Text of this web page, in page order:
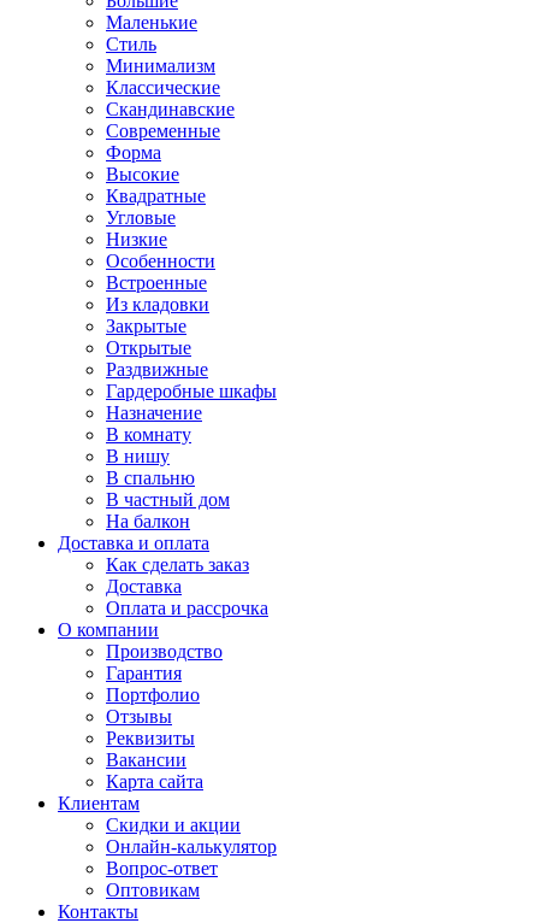
Маленькие
Стиль
Минимализм
Классические
Скандинавские
Современные
Форма
Высокие
Квадратные
Угловые
Низкие
Особенности
Встроенные
Из кладовки
Закрытые
Открытые
Раздвижные
Гардеробные шкафы
Назначение
В комнату
В нишу
В спальню
В частный дом
На балкон
Доставка и оплата
Как сделать заказ
Доставка
Оплата и рассрочка
О компании
Производство
Гарантия
Портфолио
Отзывы
Реквизиты
Вакансии
Карта сайта
Клиентам
Скидки и акции
Онлайн-калькулятор
Вопрос-ответ
Оптовикам
Контакты